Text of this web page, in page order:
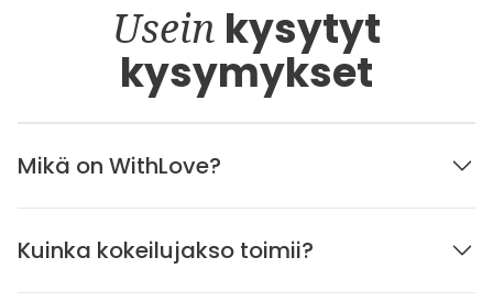
Usein kysytyt
kysymykset
Mikä on WithLove?
Kuinka kokeilujakso toimii?